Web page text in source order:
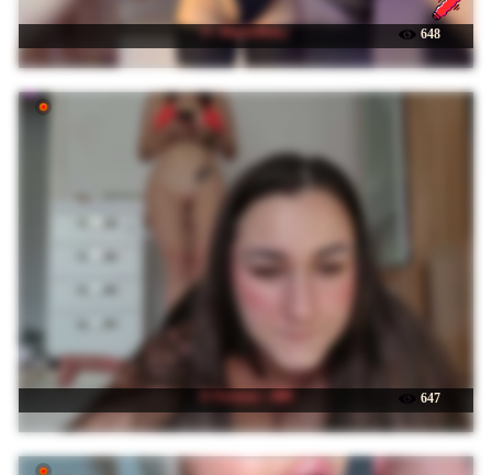
☉ -MaybeBaby- 648
☉ Fortune---888 647